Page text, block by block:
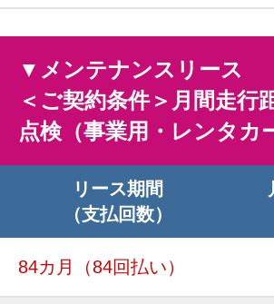
▼メンテナンスリース
＜ご契約条件＞月間走行
点検（事業用・レンタカ
リース期間
（支払回数）
84カ月 （84回払い）